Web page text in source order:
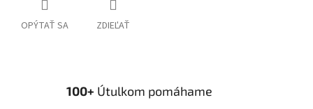
OPÝTAŤ SA ZDIEĽAŤ
100+ Útulkom pomáhame